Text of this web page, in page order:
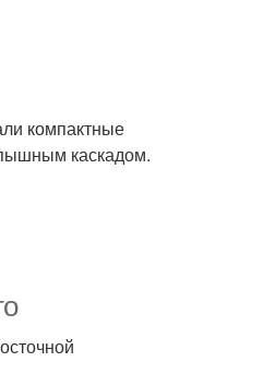
компактные
каскадом.